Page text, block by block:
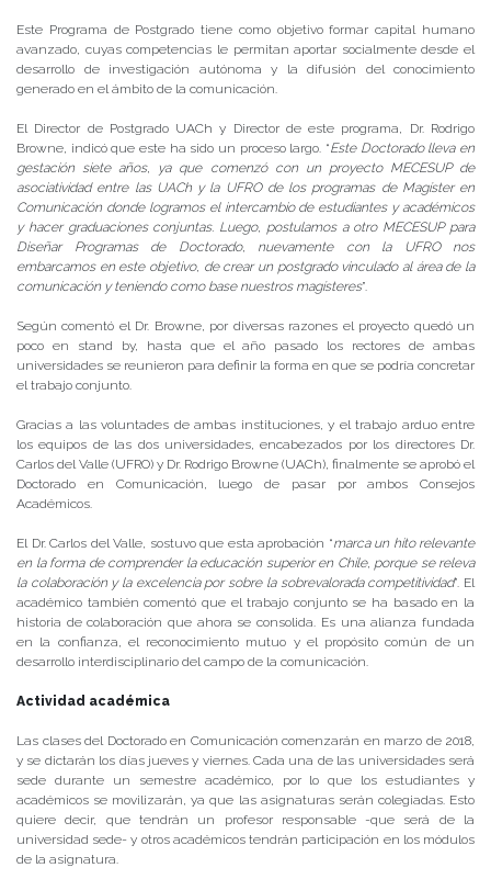
Este Programa de Postgrado tiene como objetivo formar capital humano
avanzado, cuyas competencias le permitan aportar socialmente desde el
desarrollo de investigación autónoma y la difusión del conocimiento
generado en el ámbito de la comunicación.
El Director de Postgrado UACh y Director de este programa, Dr. Rodrigo
Browne, indicó que este ha sido un proceso largo. “Este Doctorado lleva en
gestación siete años, ya que comenzó con un proyecto MECESUP de
asociatividad entre las UACh y la UFRO de los programas de Magíster en
Comunicación donde logramos el intercambio de estudiantes y académicos
y hacer graduaciones conjuntas. Luego, postulamos a otro MECESUP para
Diseñar Programas de Doctorado, nuevamente con la UFRO nos
embarcamos en este objetivo, de crear un postgrado vinculado al área de la
comunicación y teniendo como base nuestros magísteres”.
Según comentó el Dr. Browne, por diversas razones el proyecto quedó un
poco en stand by, hasta que el año pasado los rectores de ambas
universidades se reunieron para definir la forma en que se podría concretar
el trabajo conjunto.
Gracias a las voluntades de ambas instituciones, y el trabajo arduo entre
los equipos de las dos universidades, encabezados por los directores Dr.
Carlos del Valle (UFRO) y Dr. Rodrigo Browne (UACh), finalmente se aprobó el
Doctorado en Comunicación, luego de pasar por ambos Consejos
Académicos.
El Dr. Carlos del Valle, sostuvo que esta aprobación “marca un hito relevante
en la forma de comprender la educación superior en Chile, porque se releva
la colaboración y la excelencia por sobre la sobrevalorada competitividad”. El
académico también comentó que el trabajo conjunto se ha basado en la
historia de colaboración que ahora se consolida. Es una alianza fundada
en la confianza, el reconocimiento mutuo y el propósito común de un
desarrollo interdisciplinario del campo de la comunicación.
Actividad académica
Las clases del Doctorado en Comunicación comenzarán en marzo de 2018,
y se dictarán los días jueves y viernes. Cada una de las universidades será
sede durante un semestre académico, por lo que los estudiantes y
académicos se movilizarán, ya que las asignaturas serán colegiadas. Esto
quiere decir, que tendrán un profesor responsable -que será de la
universidad sede- y otros académicos tendrán participación en los módulos
de la asignatura.